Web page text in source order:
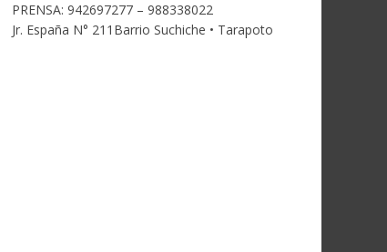
PRENSA: 942697277 – 988338022
Jr. España N° 211Barrio Suchiche • Tarapoto